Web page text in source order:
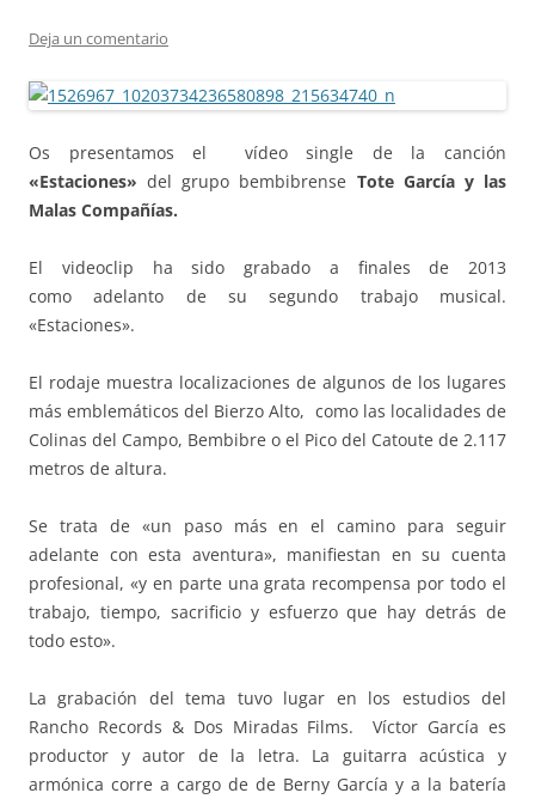
Deja un comentario
Os presentamos el vídeo single de la canción
«Estaciones» del grupo bembibrense Tote García y las
Malas Compañías.
El videoclip ha sido grabado a finales de 2013
como adelanto de su segundo trabajo musical.
«Estaciones».
El rodaje muestra localizaciones de algunos de los lugares
más emblemáticos del Bierzo Alto, como las localidades de
Colinas del Campo, Bembibre o el Pico del Catoute de 2.117
metros de altura.
Se trata de «un paso más en el camino para seguir
adelante con esta aventura», manifiestan en su cuenta
profesional, «y en parte una grata recompensa por todo el
trabajo, tiempo, sacrificio y esfuerzo que hay detrás de
todo esto».
La grabación del tema tuvo lugar en los estudios del
Rancho Records & Dos Miradas Films. Víctor García es
productor y autor de la letra. La guitarra acústica y
armónica corre a cargo de de Berny García y a la batería